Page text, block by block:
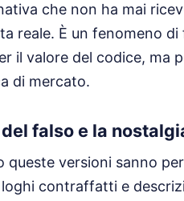
che non ha mai
reale. È un fenomeno
il valore del codice, ma
di mercato.
falso e la
queste versioni sanno
contraffatti e